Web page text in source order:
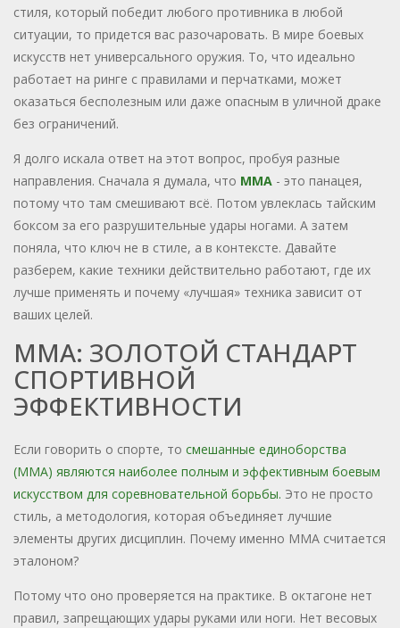
стиля, который победит любого противника в любой
ситуации, то придется вас разочаровать. В мире боевых
искусств нет универсального оружия. То, что идеально
работает на ринге с правилами и перчатками, может
оказаться бесполезным или даже опасным в уличной драке
без ограничений.
Я долго искала ответ на этот вопрос, пробуя разные
направления. Сначала я думала, что MMA - это панацея,
потому что там смешивают всё. Потом увлеклась тайским
боксом за его разрушительные удары ногами. А затем
поняла, что ключ не в стиле, а в контексте. Давайте
разберем, какие техники действительно работают, где их
лучше применять и почему «лучшая» техника зависит от
ваших целей.
ММА: ЗОЛОТОЙ СТАНДАРТ
СПОРТИВНОЙ
ЭФФЕКТИВНОСТИ
Если говорить о спорте, то смешанные единоборства
(MMA) являются наиболее полным и эффективным боевым
искусством для соревновательной борьбы. Это не просто
стиль, а методология, которая объединяет лучшие
элементы других дисциплин. Почему именно ММА считается
эталоном?
Потому что оно проверяется на практике. В октагоне нет
правил, запрещающих удары руками или ноги. Нет весовых